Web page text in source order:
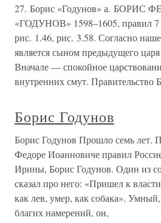
27. Борис «Годунов» а. БОРИС
«ГОДУНОВ» 1598–1605, правил 7
рис. 1.46, рис. 3.58. Согласно
является сыном предыдущего
Вначале — спокойное
внутренних смут. Правительство
Борис Годунов
Борис Годунов Прошло семь лет.
Федоре Иоанновиче правил
Ирины, Борис Годунов. Один из
сказал про него: «Пришел к
как лев, умер, как собака».
благих намерений, он,